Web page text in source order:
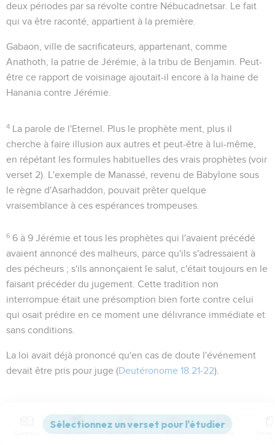
deux périodes par sa révolte contre Nébucadnetsar. Le fait
qui va être raconté, appartient à la première.
Gabaon , ville de sacrificateurs, appartenant, comme
Anathoth, la patrie de Jérémie, à la tribu de Benjamin. Peut-
être ce rapport de voisinage ajoutait-il encore à la haine de
Hanania contre Jérémie.
4 La parole de l'Eternel . Plus le prophète ment, plus il
cherche à faire illusion aux autres et peut-être à lui-même,
en répétant les formules habituelles des vrais prophètes (voir
verset 2). L'exemple de Manassé, revenu de Babylone sous
le règne d'Asarhaddon, pouvait prêter quelque
vraisemblance à ces espérances trompeuses.
6 6 à 9 Jérémie et tous les prophètes qui l'avaient précédé
avaient annoncé des malheurs, parce qu'ils s'adressaient à
des pécheurs ; s'ils annonçaient le salut, c'était toujours en le
faisant précéder du jugement. Cette tradition non
interrompue était une présomption bien forte contre celui
qui osait prédire en ce moment une délivrance immédiate et
sans conditions.
La loi avait déjà prononcé qu'en cas de doute l'événement
devait être pris pour juge (Deutéronome 18.21-22).
combien il méprise cet avertissement.
Versions Commentaires Strong